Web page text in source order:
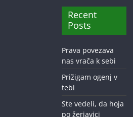
Recent
Posts
Prava povezava
nas vrača k sebi
Prižigam ogenj v
tebi
Ste vedeli, da hoja
po žerjavici